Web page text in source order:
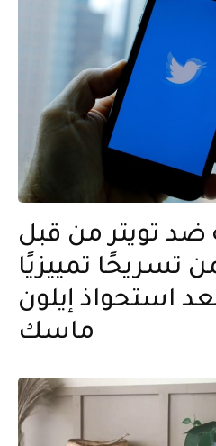
تويتر من قبل
تسريحًا تمييزيًا
استحواذ إيلون
ماسك